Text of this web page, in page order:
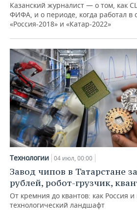
Казанский журналист — о том, как
ФИФА, и о периоде, когда работал в
«Россия-2018» и «Катар-2022»
Технологии 04 июл, 00:00
Завод чипов в Татарстане
рублей, робот-грузчик,
От кремния до квантов: как Россия
технологический ландшафт